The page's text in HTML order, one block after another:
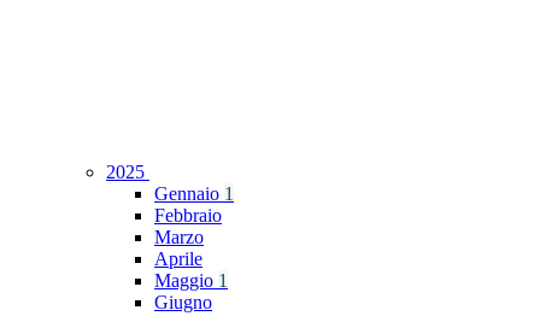
2025
Gennaio 1
Febbraio
Marzo
Aprile
Maggio 1
Giugno